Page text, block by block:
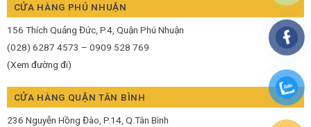
CỬA HÀNG PHÚ NHUẬN
156 Thích Quảng Đức, P.4, Quận Phú Nhuận
(028) 6287 4573 – 0909 528 769
(Xem đường đi)
CỬA HÀNG QUẬN TÂN BÌNH
236 Nguyễn Hồng Đào, P.14, Q.Tân Bình